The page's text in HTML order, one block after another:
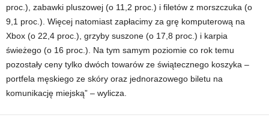
proc.), zabawki pluszowej (o 11,2 proc.) i filetów z morszczuka (o
9,1 proc.). Więcej natomiast zapłacimy za grę komputerową na
Xbox (o 22,4 proc.), grzyby suszone (o 17,8 proc.) i karpia
świeżego (o 16 proc.). Na tym samym poziomie co rok temu
pozostały ceny tylko dwóch towarów ze świątecznego koszyka –
portfela męskiego ze skóry oraz jednorazowego biletu na
komunikację miejską” – wylicza.